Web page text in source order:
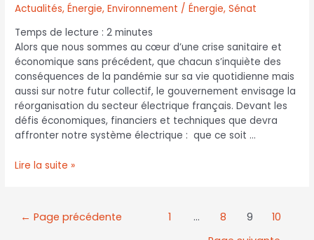
Actualités,Énergie,Environnement / Énergie,Sénat
Temps de lecture :2 minutes
Alors que nous sommes au cœur d’une crise sanitaire et
économique sans précédent, que chacun s’inquiète des
conséquences de la pandémie sur sa vie quotidienne mais
aussi sur notre futur collectif, le gouvernement envisage la
réorganisation du secteur électrique français. Devant les
défis économiques, financiers et techniques que devra
affronter notre système électrique : que ce soit …
Lire la suite »
← Page précédente 1 … 8 9
10